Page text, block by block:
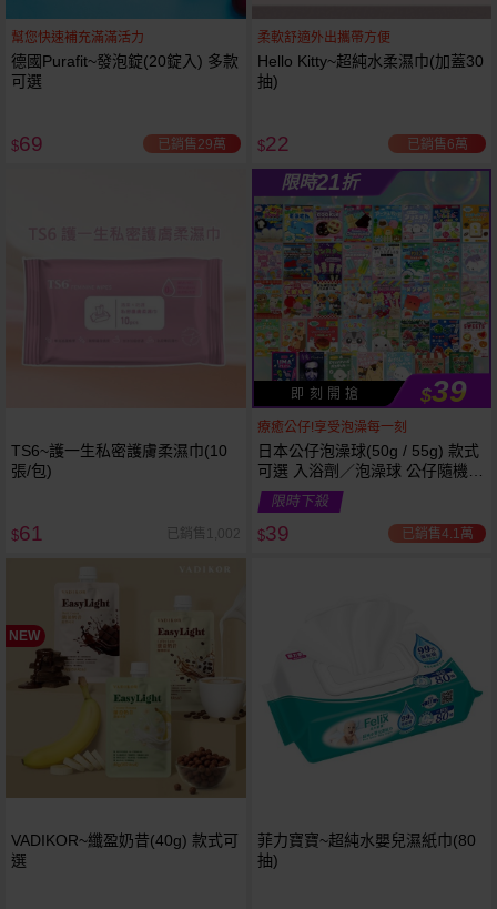
幫您快速補充滿滿活力
德國Purafit~發泡錠(20錠入) 多款
可選
$69 已銷售29萬
柔軟舒適外出攜帶方便
Hello Kitty~超純水柔濕巾(加蓋30
抽)
$22 已銷售6萬
TS6~護一生私密護膚柔濕巾(10
張/包)
$61 已銷售1,002
限時21折
即 刻 開 搶 $39
療癒公仔!享受泡澡每一刻
日本公仔泡澡球(50g / 55g) 款式
可選 入浴劑／泡澡球 公仔隨機出
貨
限時下殺
$39 已銷售4.1萬
NEW
VADIKOR~纖盈奶昔(40g) 款式可
選
菲力寶寶~超純水嬰兒濕紙巾(80
抽)